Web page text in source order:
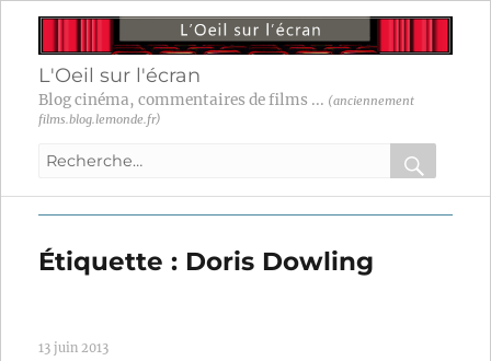
L'Oeil sur l'écran
Blog cinéma, commentaires de films ... (anciennement
films.blog.lemonde.fr)
Recherche
:
OK
Étiquette : Doris Dowling
13 juin 2013